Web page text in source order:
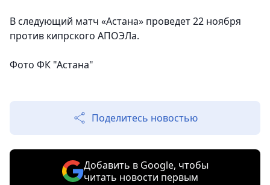
В следующий матч «Астана» проведет 22 ноября
против кипрского АПОЭЛа.
Фото ФК "Астана"
Поделитесь новостью
Добавить в Google, чтобы
читать новости первым